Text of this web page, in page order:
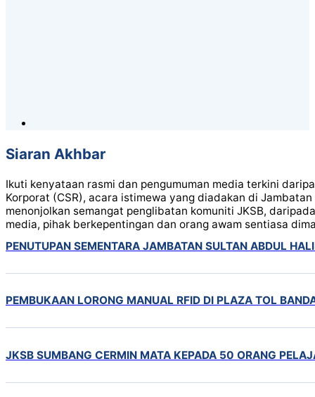
Siaran Akhbar
Ikuti kenyataan rasmi dan pengumuman media terkini
Korporat (CSR), acara istimewa yang diadakan di
menonjolkan semangat penglibatan komuniti JKSB,
media, pihak berkepentingan dan orang awam sentiasa
PENUTUPAN SEMENTARA JAMBATAN SULTAN ABDUL
PEMBUKAAN LORONG MANUAL RFID DI PLAZA TOL
JKSB SUMBANG CERMIN MATA KEPADA 50 ORANG